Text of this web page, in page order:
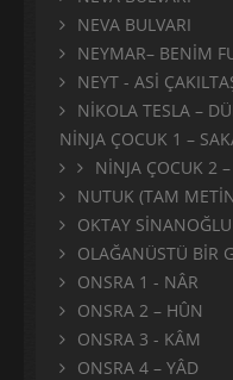
NEVA BULVARI
NEYMAR– BENİM
NEYT - ASİ
NİKOLA TESLA –
NİNJA ÇOCUK 1 –
NİNJA ÇOCUK 2
NUTUK (TAM
OKTAY
OLAĞANÜSTÜ BİR
ONSRA 1 - NÂR
ONSRA 2 – HÛN
ONSRA 3 - KÂM
ONSRA 4 – YÂD